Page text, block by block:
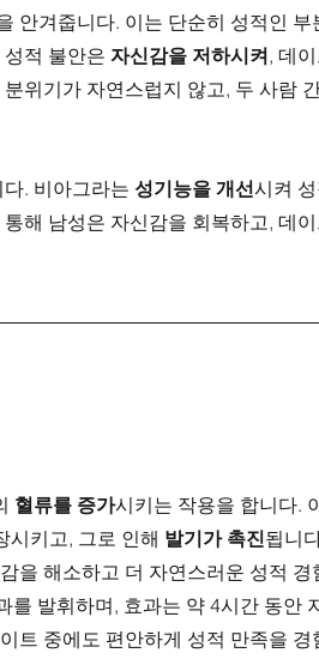
안겨줍니다. 이는 단순히 성적인 부
적 불안은 자신감을 저하시켜, 데
위기가 자연스럽지 않고, 두 사람
. 비아그라는 성기능을 개선시켜
해 남성은 자신감을 회복하고, 데
혈류를 증가시키는 작용을 합니다.
시키고, 그로 인해 발기가 촉진됩니
을 해소하고 더 자연스러운 성적 경
를 발휘하며, 효과는 약 4시간 동안
트 중에도 편안하게 성적 만족을 경